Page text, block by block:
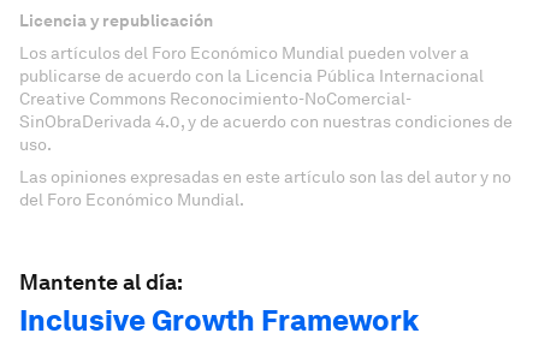
Licencia y republicación
Los artículos del Foro Económico Mundial pueden volver a
publicarse de acuerdo con la Licencia Pública Internacional
Creative Commons Reconocimiento-NoComercial-
SinObraDerivada 4.0, y de acuerdo con nuestras condiciones de
uso.
Las opiniones expresadas en este artículo son las del autor y no
del Foro Económico Mundial.
Mantente al día:
Inclusive Growth Framework